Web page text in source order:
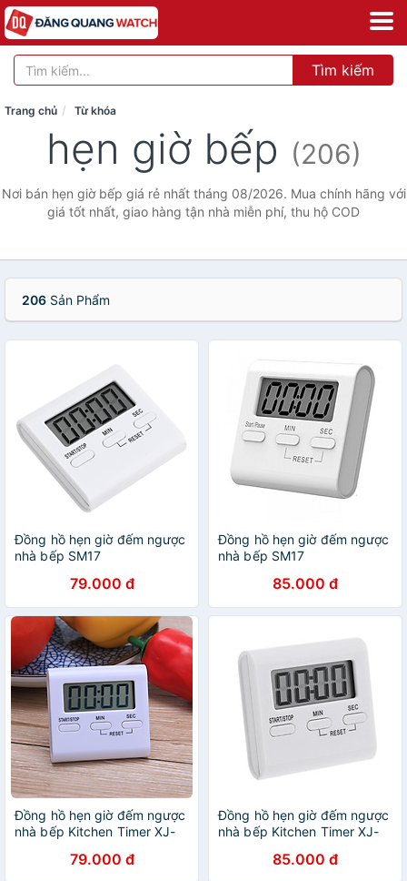
Tìm kiếm
Trang chủ Từ khóa
hẹn giờ bếp (206)
Nơi bán hẹn giờ bếp giá rẻ nhất tháng 08/2026. Mua chính hãng với
giá tốt nhất, giao hàng tận nhà miễn phí, thu hộ COD
206 Sản Phẩm
Đồng hồ hẹn giờ đếm ngược
nhà bếp SM17
79.000 đ
Đồng hồ hẹn giờ đếm ngược
nhà bếp SM17
85.000 đ
Đồng hồ hẹn giờ đếm ngược
nhà bếp Kitchen Timer XJ-
79.000 đ
Đồng hồ hẹn giờ đếm ngược
nhà bếp Kitchen Timer XJ-
85.000 đ